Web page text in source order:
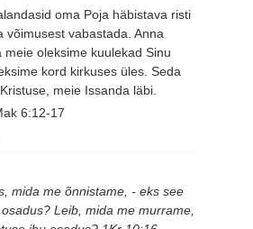
oma Poja häbistava risti
võimusest vabastada. Anna
meie oleksime kuulekad Sinu
kord kirkuses üles. Seda
meie Issanda läbi.
6:12-17
mida me õnnistame, - eks see
Leib, mida me murrame,